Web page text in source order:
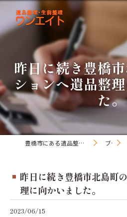
昨日に続き豊橋
ションへ遺品整
た。
豊橋市にある遺品整理・生前整理のワンオアエイト ブログ
昨日に続き豊橋市北島町
理に向かいました。
2023/06/15